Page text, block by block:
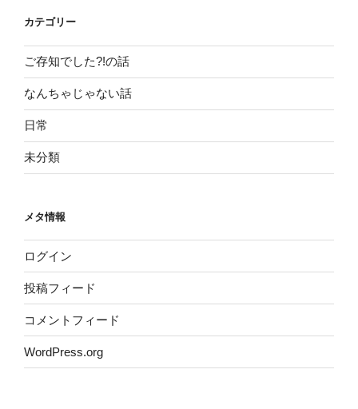
カテゴリー
ご存知でした?!の話
なんちゃじゃない話
日常
未分類
メタ情報
ログイン
投稿フィード
コメントフィード
WordPress.org